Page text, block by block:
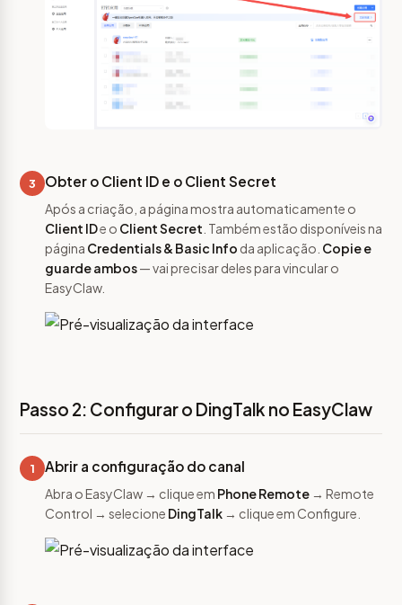
3 Obter o Client ID e o Client Secret
Após a criação, a página mostra automaticamente o
Client IDe o Client Secret . Também estão disponíveis na
página Credentials & Basic Info da aplicação. Copie e
guarde ambos— vai precisar deles para vincular o
EasyClaw.
Passo 2: Configurar o DingTalk no EasyClaw
1 Abrir a configuração do canal
Abra o EasyClaw → clique em Phone Remote → Remote
Control → selecione DingTalk → clique em Configure.